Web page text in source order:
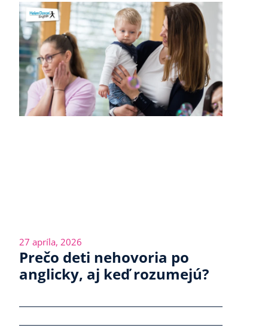
27 apríla, 2026
Prečo deti nehovoria po
anglicky, aj keď rozumejú?